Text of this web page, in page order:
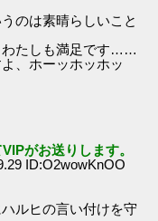
のは素晴らしいこと
わたしも満足です……
、ホーッホッホッ
がお送りします。
ID:O2wowKnOO
ルヒの言い付けを守